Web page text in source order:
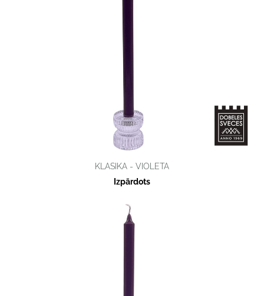
KLASIKA - VIOLETA
Izpārdots